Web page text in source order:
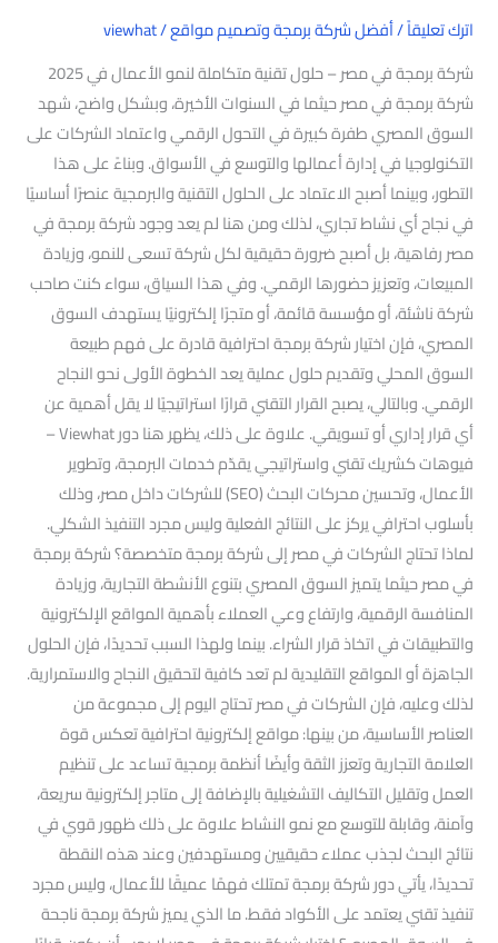
اترك تعليقاً/أفضل شركة برمجة وتصميم مواقع/
viewhat
شركة برمجة في مصر – حلول تقنية متكاملة لنمو الأعمال في 2025
شركة برمجة في مصر حيثما في السنوات الأخيرة، وبشكل واضح، شهد
السوق المصري طفرة كبيرة في التحول الرقمي واعتماد الشركات على
التكنولوجيا في إدارة أعمالها والتوسع في الأسواق. وبناءً على هذا
التطور، وبينما أصبح الاعتماد على الحلول التقنية والبرمجية عنصرًا أساسيًا
في نجاح أي نشاط تجاري، لذلك ومن هنا لم يعد وجود شركة برمجة في
مصر رفاهية، بل أصبح ضرورة حقيقية لكل شركة تسعى للنمو، وزيادة
المبيعات، وتعزيز حضورها الرقمي. وفي هذا السياق، سواء كنت صاحب
شركة ناشئة، أو مؤسسة قائمة، أو متجرًا إلكترونيًا يستهدف السوق
المصري، فإن اختيار شركة برمجة احترافية قادرة على فهم طبيعة
السوق المحلي وتقديم حلول عملية يعد الخطوة الأولى نحو النجاح
الرقمي. وبالتالي، يصبح القرار التقني قرارًا استراتيجيًا لا يقل أهمية عن
أي قرار إداري أو تسويقي. علاوة على ذلك، يظهر هنا دور Viewhat –
فيوهات كشريك تقني واستراتيجي يقدّم خدمات البرمجة، وتطوير
الأعمال، وتحسين محركات البحث (SEO) للشركات داخل مصر، وذلك
بأسلوب احترافي يركز على النتائج الفعلية وليس مجرد التنفيذ الشكلي.
لماذا تحتاج الشركات في مصر إلى شركة برمجة متخصصة؟ شركة برمجة
في مصر حيثما يتميز السوق المصري بتنوع الأنشطة التجارية، وزيادة
المنافسة الرقمية، وارتفاع وعي العملاء بأهمية المواقع الإلكترونية
والتطبيقات في اتخاذ قرار الشراء. بينما ولهذا السبب تحديدًا، فإن الحلول
الجاهزة أو المواقع التقليدية لم تعد كافية لتحقيق النجاح والاستمرارية.
لذلك وعليه، فإن الشركات في مصر تحتاج اليوم إلى مجموعة من
العناصر الأساسية، من بينها: مواقع إلكترونية احترافية تعكس قوة
العلامة التجارية وتعزز الثقة وأيضًا أنظمة برمجية تساعد على تنظيم
العمل وتقليل التكاليف التشغيلية بالإضافة إلى متاجر إلكترونية سريعة،
وآمنة، وقابلة للتوسع مع نمو النشاط علاوة على ذلك ظهور قوي في
نتائج البحث لجذب عملاء حقيقيين ومستهدفين وعند هذه النقطة
تحديدًا، يأتي دور شركة برمجة تمتلك فهمًا عميقًا للأعمال، وليس مجرد
تنفيذ تقني يعتمد على الأكواد فقط. ما الذي يميز شركة برمجة ناجحة